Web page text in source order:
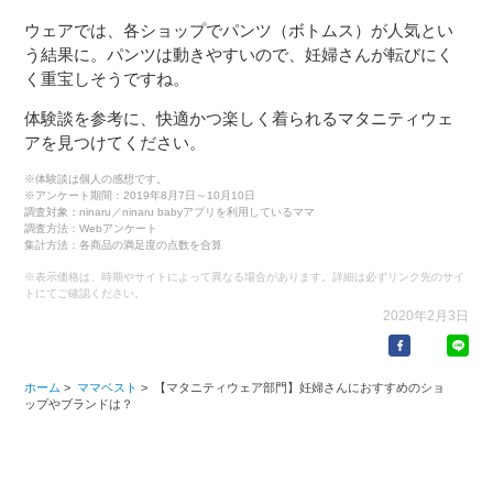
ウェアでは、各ショップでパンツ（ボトムス）が人気とい
う結果に。パンツは動きやすいので、妊婦さんが転びにく
く重宝しそうですね。
体験談を参考に、快適かつ楽しく着られるマタニティウェ
アを見つけてください。
※体験談は個人の感想です。
※アンケート期間：2019年8月7日～10月10日
調査対象：ninaru／ninaru babyアプリを利用しているママ
調査方法：Webアンケート
集計方法：各商品の満足度の点数を合算
※表示価格は、時期やサイトによって異なる場合があります。詳細は必ずリンク先のサイ
トにてご確認ください。
2020年2月3日
ホーム > ママベスト >
【マタニティウェア部門】妊婦さんにおすすめのショ
ップやブランドは？